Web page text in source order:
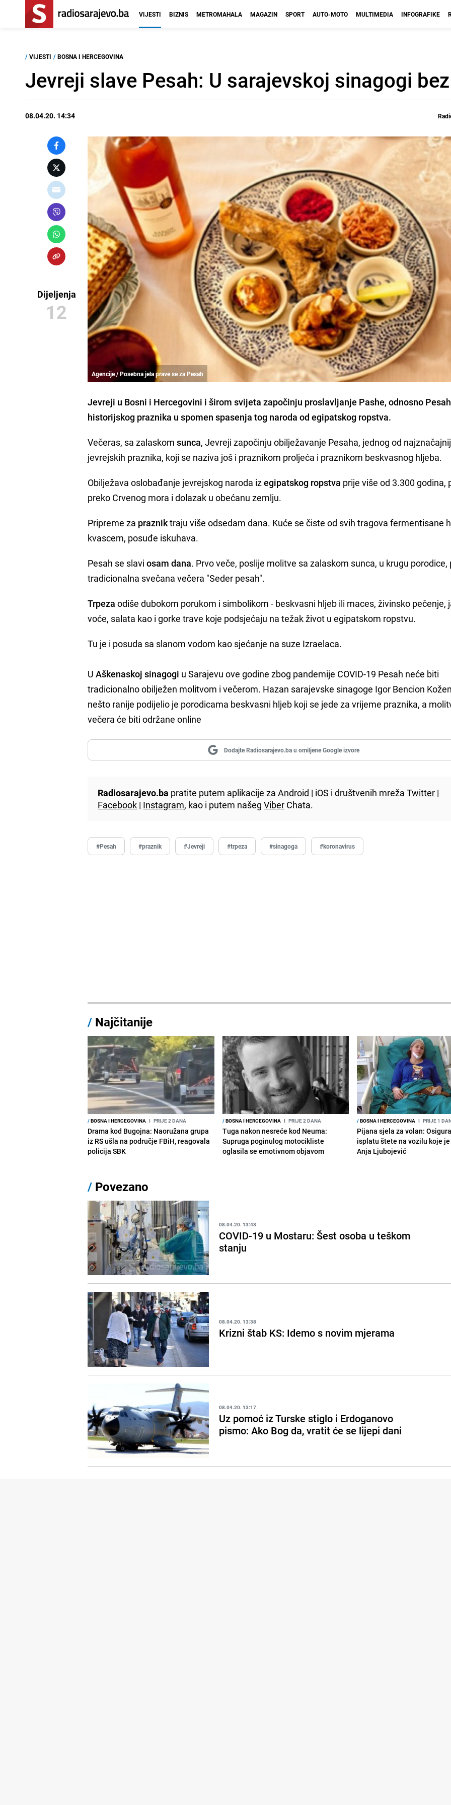
VIJESTI BIZNIS METROMAHALA MAGAZIN SPORT AUTO-MOTO MULTIMEDIA INFOGRAFIKE
/ VIJESTI / BOSNA I HERCEGOVINA
Jevreji slave Pesah: U sarajevskoj sinagogi
08.04.20. 14:34
Dijeljenja
12
Agencije / Posebna jela prave se za Pesah
Jevreji u Bosni i Hercegovini i širom svijeta započinju proslavljanje Pashe, odnosno
historijskog praznika u spomen spasenja tog naroda od egipatskog ropstva.
Večeras, sa zalaskomsunca, Jevreji započinju obilježavanje Pesaha, jednog od
jevrejskih praznika, koji se naziva još i praznikom proljeća i praznikom beskvasnog hljeba.
Obilježava oslobađanje jevrejskog naroda izegipatskog ropstva prije više od 3.300 godina,
preko Crvenog mora i dolazak u obećanu zemlju.
Pripreme za prazniktraju više odsedam dana. Kuće se čiste od svih tragova fermentisane
kvascem, posuđe iskuhava.
Pesah se slaviosam dana. Prvo veče, poslije molitve sa zalaskom sunca, u krugu porodice,
tradicionalna svečana večera "Seder pesah".
Trpeza odiše dubokom porukom i simbolikom - beskvasni hljeb ili maces, živinsko pečenje,
voće, salata kao i gorke trave koje podsjećaju na težak život u egipatskom ropstvu.
Tu je i posuda sa slanom vodom kao sjećanje na suze Izraelaca.
UAškenaskoj sinagogi u Sarajevu ove godine zbog pandemije COVID-19 Pesah neće biti
tradicionalno obilježen molitvom i večerom. Hazan sarajevske sinagoge Igor Bencion
nešto ranije podijelio je porodicama beskvasni hljeb koji se jede za vrijeme praznika, a
večera će biti održane online
Dodajte Radiosarajevo.ba u omiljene Google izvore
Radiosarajevo.ba pratite putem aplikacije zaAndroid | iOS i društvenih mrežaTwitter |
Facebook | Instagram, kao i putem našegViber Chata.
#Pesah #praznik #Jevreji #trpeza #sinagoga #koronavirus
/ Najčitanije
/BOSNA I HERCEGOVINA I PRIJE 2 DANA
Drama kod Bugojna: Naoružana grupa
iz RS ušla na područje FBiH, reagovala
policija SBK
/BOSNA I HERCEGOVINA I PRIJE 2 DANA
Tuga nakon nesreće kod Neuma:
Supruga poginulog motocikliste
oglasila se emotivnom objavom
/BOSNA I HERCEGOVINA I PRIJE 1
Pijana sjela za volan:
isplatu štete na vozilu koje
Anja Ljubojević
/ Povezano
08.04.20. 13:43
COVID-19 u Mostaru: Šest osoba u teškom
stanju
08.04.20. 13:38
Krizni štab KS: Idemo s novim mjerama
08.04.20. 13:17
Uz pomoć iz Turske stiglo i Erdoganovo
pismo: Ako Bog da, vratit će se lijepi dani